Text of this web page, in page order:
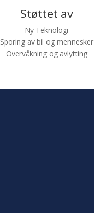
Støttet av
Ny Teknologi
Sporing av bil og mennesker
Overvåkning og avlytting